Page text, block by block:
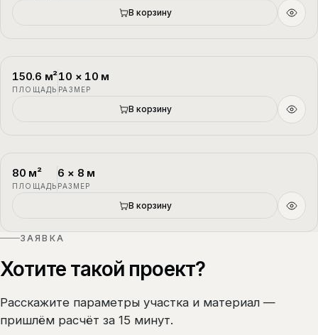
В корзину
П-3
150.6 м²
ПЛОЩАДЬ
10 × 10 м
РАЗМЕР
В корзину
П-4
80 м²
ПЛОЩАДЬ
6 × 8 м
РАЗМЕР
В корзину
ЗАЯВКА
Хотите такой проект?
Расскажите параметры участка и материал —
пришлём расчёт за 15 минут.